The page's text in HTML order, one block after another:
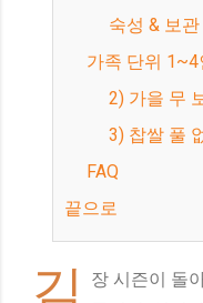
숙성 & 보관
가족 단위
2) 가을 무
3) 찹쌀 풀
FAQ
끝으로
김
장 시즌이 돌